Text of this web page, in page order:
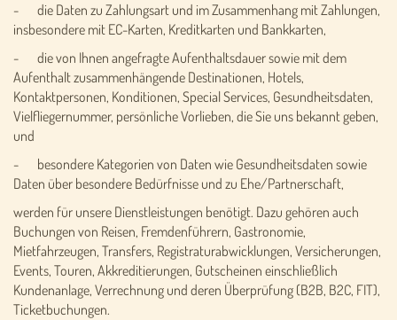
- die Daten zu Zahlungsart und im Zusammenhang mit Zahlungen,
insbesondere mit EC-Karten, Kreditkarten und Bankkarten,
- die von Ihnen angefragte Aufenthaltsdauer sowie mit dem
Aufenthalt zusammenhängende Destinationen, Hotels,
Kontaktpersonen, Konditionen, Special Services, Gesundheitsdaten,
Vielfliegernummer, persönliche Vorlieben, die Sie uns bekannt geben,
und
- besondere Kategorien von Daten wie Gesundheitsdaten sowie
Daten über besondere Bedürfnisse und zu Ehe/Partnerschaft,
werden für unsere Dienstleistungen benötigt. Dazu gehören auch
Buchungen von Reisen, Fremdenführern, Gastronomie,
Mietfahrzeugen, Transfers, Registraturabwicklungen, Versicherungen,
Events, Touren, Akkreditierungen, Gutscheinen einschließlich
Kundenanlage, Verrechnung und deren Überprüfung (B2B, B2C, FIT),
Ticketbuchungen.